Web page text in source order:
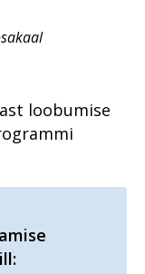
seotud
süüteod
aastal
väljakutsetest
süüteod
loobumise